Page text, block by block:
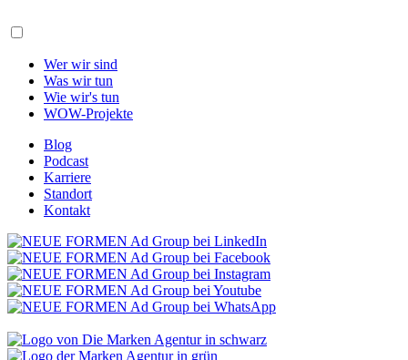
Wer wir sind
Was wir tun
Wie wir's tun
WOW-Projekte
Blog
Podcast
Karriere
Standort
Kontakt